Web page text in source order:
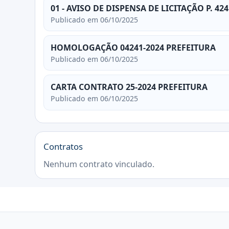
01 - AVISO DE DISPENSA DE LICITAÇÃO P.
Publicado em 06/10/2025
HOMOLOGAÇÃO 04241-2024 PREFEITURA
Publicado em 06/10/2025
CARTA CONTRATO 25-2024 PREFEITURA
Publicado em 06/10/2025
Contratos
Nenhum contrato vinculado.